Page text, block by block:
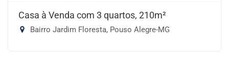
Casa à Venda com 3 quartos, 210m²
Bairro Jardim Floresta, Pouso Alegre-MG